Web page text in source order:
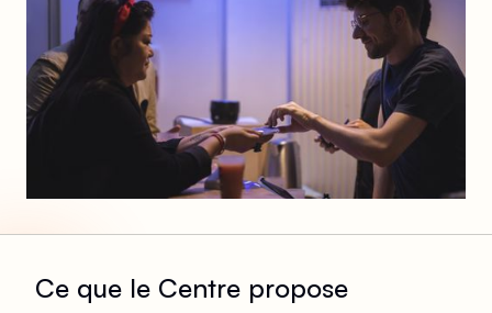
Ce que le Centre propose